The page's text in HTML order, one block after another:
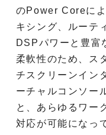
のPower Coreに
キシング、ルーテ
DSPパワーと豊富
柔軟性のため、ス
チスクリーンイン
ーチャルコンソー
と、あらゆるワー
対応が可能になっ